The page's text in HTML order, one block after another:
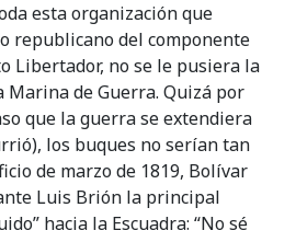
esta organización que
republicano del componente
Libertador, no se le pusiera la
Marina de Guerra. Quizá por
que la guerra se extendiera
los buques no serían tan
de marzo de 1819, Bolívar
Luis Brión la principal
hacia la Escuadra: “No sé